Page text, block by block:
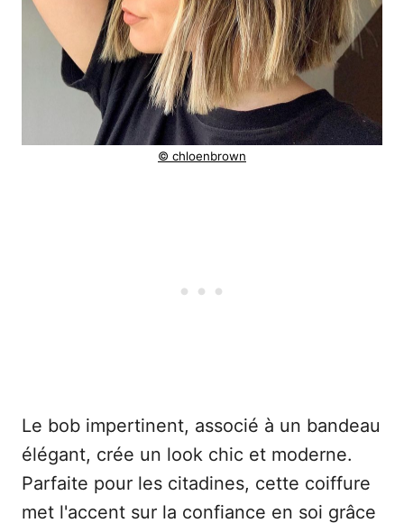
© chloenbrown
Le bob impertinent, associé à un bandeau
élégant, crée un look chic et moderne.
Parfaite pour les citadines, cette coiffure
met l'accent sur la confiance en soi grâce